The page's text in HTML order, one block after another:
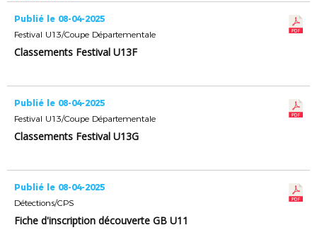
Publié le 08-04-2025
Festival U13/Coupe Départementale
Classements Festival U13F
Publié le 08-04-2025
Festival U13/Coupe Départementale
Classements Festival U13G
Publié le 08-04-2025
Détections/CPS
Fiche d'inscription découverte GB U11